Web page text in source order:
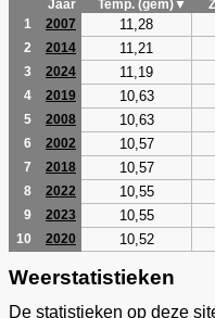
Jaar
Temp. (gem)▼
1
2007 11,28
2 2014 11,21
3 2024 11,19
4 2019 10,63
5 2008 10,63
6 2002 10,57
7 2018 10,57
8 2022 10,55
9 2023 10,55
10 2020 10,52
Weerstatistieken
De statistieken op deze